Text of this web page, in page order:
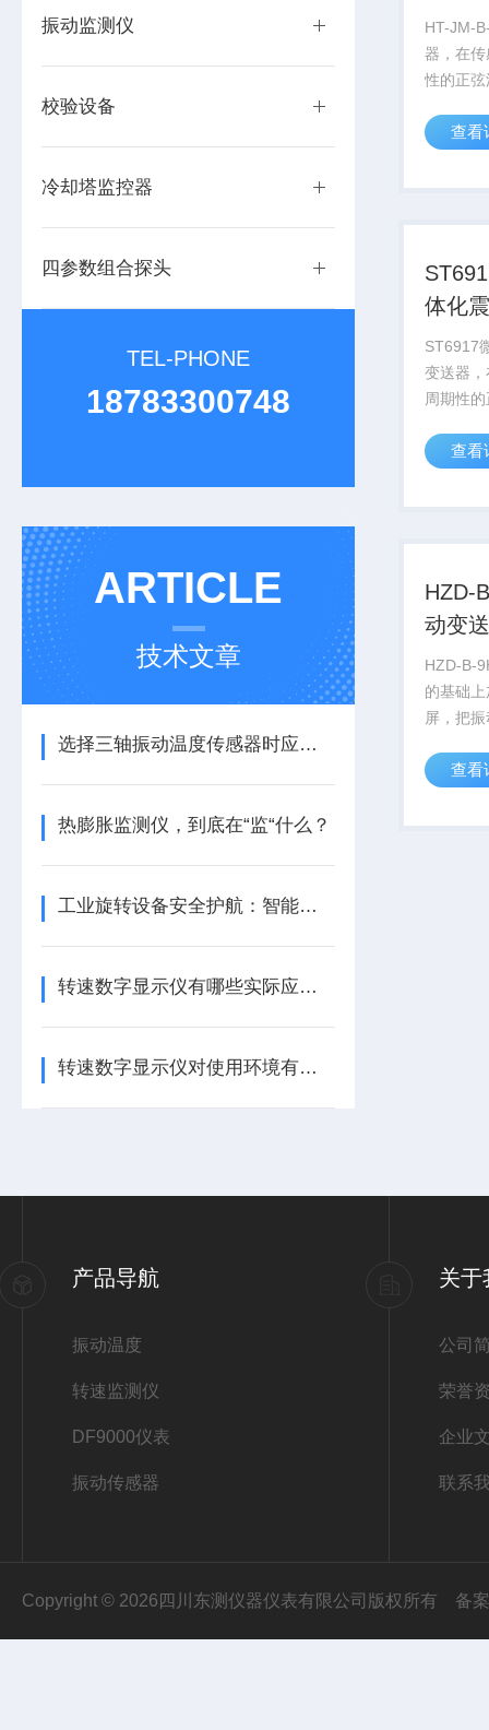
振动监测仪
校验设备
冷却塔监控器
四参数组合探头
TEL-PHONE
18783300748
ARTICLE
技术文章
选择三轴振动温度传感器时应注意的细节
热膨胀监测仪，到底在“监“什么？
工业旋转设备安全护航：智能转速监测仪技术现状与应用优化研究
转速数字显示仪有哪些实际应用？
转速数字显示仪对使用环境有哪些要求
HT-JM-
器，在
性的正
转速。
构简单
查看
体化
ST6917
变送器
周期性
轮的转
电，结
查看
HZD-
动变
HZD-B-
的基础
屏，把
来，并
PLC或其
查看
产品导航
振动温度
转速监测仪
DF9000仪表
振动传感器
关于
公司
荣誉
企业
联系
Copyright © 2026四川东测仪器仪表有限公司版权所有 备